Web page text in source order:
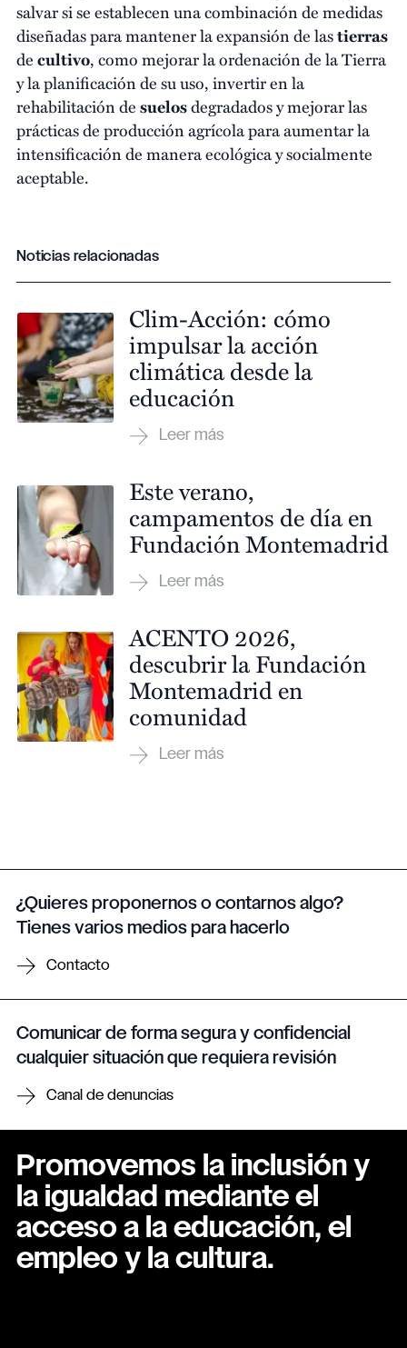
salvar si se establecen una combinación de medidas
diseñadas para mantener la expansión de lastierras
decultivo, como mejorar la ordenación de la Tierra
y la planificación de su uso, invertir en la
rehabilitación desuelosdegradados y mejorar las
prácticas de producción agrícola para aumentar la
intensificación de manera ecológica y socialmente
aceptable.
Noticias relacionadas
Clim-Acción: cómo
impulsar la acción
climática desde la
educación
Este verano,
campamentos de día en
Fundación Montemadrid
ACENTO 2026,
descubrir la Fundación
Montemadrid en
comunidad
¿Quieres proponernos o contarnos algo?
Tienes varios medios para hacerlo
Contacto
Comunicar de forma segura y confidencial
cualquier situación que requiera revisión
Canal de denuncias
Promovemos la inclusión y
la igualdad mediante el
acceso a la educación, el
empleo y la cultura.